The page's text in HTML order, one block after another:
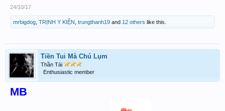
24/10/17
mrbigdog TRỊNH Y KIỆN trungthanh19 and 12 others like this.
Tiền Tui Mà Chú Lụm
Thần Tài
Enthusiastic member
MB